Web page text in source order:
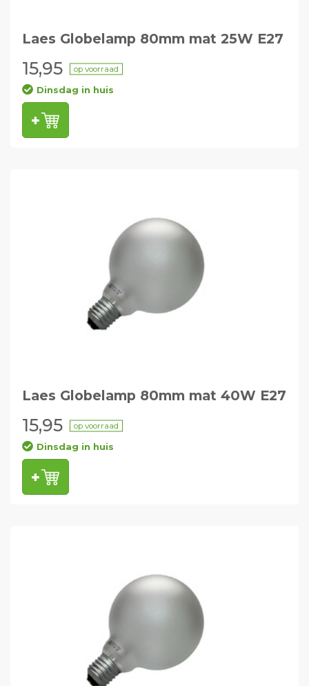
Laes Globelamp 80mm mat 25W E27
15,95 op voorraad
Dinsdag in huis
Laes Globelamp 80mm mat 40W E27
15,95 op voorraad
Dinsdag in huis